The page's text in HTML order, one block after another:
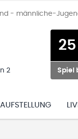
- männliche-
2
25
Spiel
AUFSTELLUNG